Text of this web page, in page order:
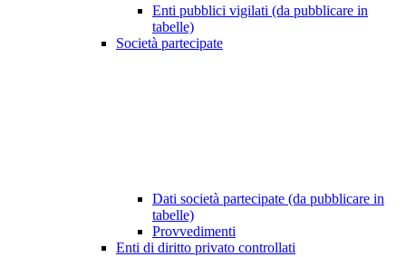
Enti pubblici vigilati (da pubblicare in
tabelle)
Società partecipate
Dati società partecipate (da pubblicare in
tabelle)
Provvedimenti
Enti di diritto privato controllati